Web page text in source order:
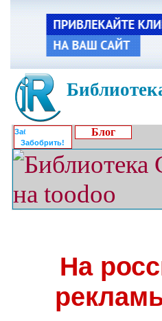
Забобрить!
Блог
На